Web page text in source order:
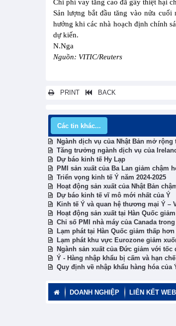
Chi phí vay tăng cao đã gây thiệt hại
Sản lượng bắt đầu tăng vào nửa
hưởng khi các nhà hoạch định chính
dự kiến.
N.Nga
Nguồn: VITIC/Reuters
PRINT BACK
Các tin khác...
Ngành dịch vụ của Nhật Bản mở
Tăng trưởng ngành dịch vụ của
Dự báo kinh tế Hy Lạp
PMI sản xuất của Ba Lan giảm chậm
Triển vọng kinh tế Ý năm 2024-2025
Hoạt động sản xuất của Nhật Bản
Dự báo kinh tế vĩ mô mới nhất của Ý
Kinh tế Ý và quan hệ thương mại Ý –
Hoạt động sản xuất tại Hàn Quốc
Chỉ số PMI nhà máy của Canada
Lạm phát tại Hàn Quốc giảm thấp
Lạm phát khu vực Eurozone giảm
Ngành sản xuất của Đức giảm với tốc
Ý - Hàng nhập khẩu bị cấm và hạn chế
Quy định về nhập khẩu hàng hóa của
DOANH NGHIỆP LIÊN KẾT